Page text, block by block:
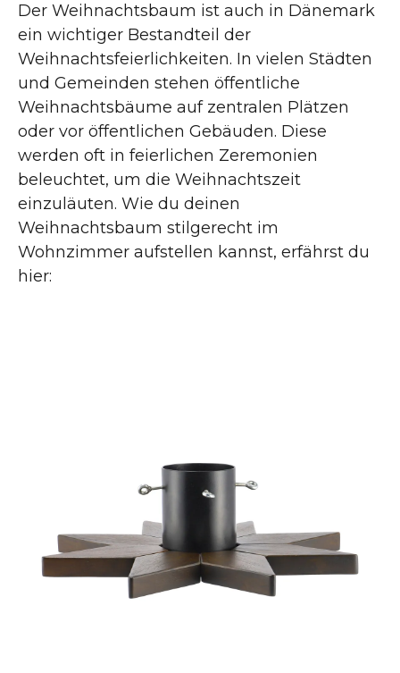
Der Weihnachtsbaum ist auch in Dänemark
ein wichtiger Bestandteil der
Weihnachtsfeierlichkeiten. In vielen Städten
und Gemeinden stehen öffentliche
Weihnachtsbäume auf zentralen Plätzen
oder vor öffentlichen Gebäuden. Diese
werden oft in feierlichen Zeremonien
beleuchtet, um die Weihnachtszeit
einzuläuten. Wie du deinen
Weihnachtsbaum stilgerecht im
Wohnzimmer aufstellen kannst, erfährst du
hier: